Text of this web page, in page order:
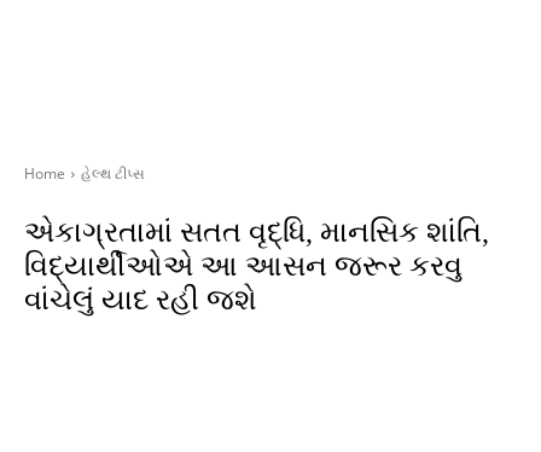
Home હેલ્થ ટીપ્સ
એકાગ્રતામાં સતત વૃદ્ધિ, માનસિક શાંતિ,
વિદ્યાર્થીઓએ આ આસન જરૂર કરવુ
વાંચેલું યાદ રહી જશે